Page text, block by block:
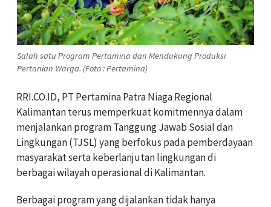
Salah satu Program Pertamina dan Mendukung Produksi
Pertanian Warga. (Foto : Pertamina)
RRI.CO.ID, PT Pertamina Patra Niaga Regional
Kalimantan terus memperkuat komitmennya dalam
menjalankan program Tanggung Jawab Sosial dan
Lingkungan (TJSL) yang berfokus pada pemberdayaan
masyarakat serta keberlanjutan lingkungan di
berbagai wilayah operasional di Kalimantan.
Berbagai program yang dijalankan tidak hanya